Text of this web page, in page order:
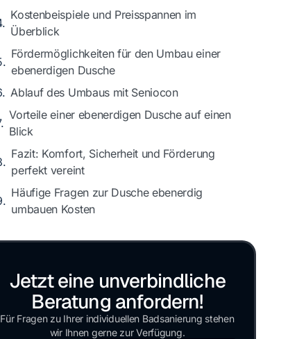
Kostenbeispiele und Preisspannen im
Überblick
Fördermöglichkeiten für den Umbau einer
ebenerdigen Dusche
Ablauf des Umbaus mit Seniocon
Vorteile einer ebenerdigen Dusche auf einen
Blick
Fazit: Komfort, Sicherheit und Förderung
perfekt vereint
Häufige Fragen zur Dusche ebenerdig
umbauen Kosten
Jetzt eine unverbindliche
Beratung anfordern!
Für Fragen zu Ihrer individuellen Badsanierung stehen
wir Ihnen gerne zur Verfügung.